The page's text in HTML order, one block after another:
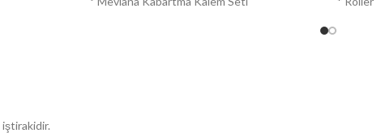
iştirakidir.